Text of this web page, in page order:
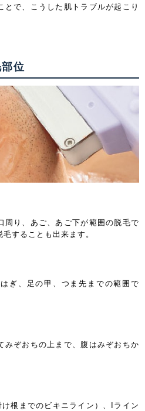
で、こうした肌トラブルが起こり
位
周り、あご、あご下が範囲の脱毛で
することも出来ます。
ぎ、足の甲、つま先までの範囲で
みぞおちの上まで、腹はみぞおちか
根までのビキニライン）、Iライン